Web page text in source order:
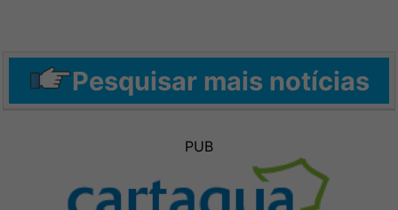
Pesquisar mais notícias
PUB